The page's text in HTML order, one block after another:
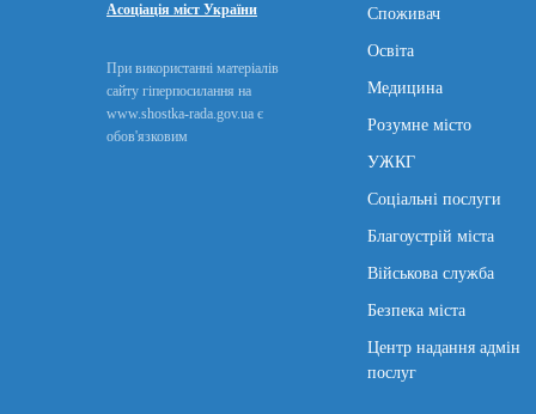
Асоціація міст України
При використанні матеріалів
сайту гіперпосилання на
www.shostka-rada.gov.ua є
обов'язковим
Споживач
Освіта
Медицина
Розумне місто
УЖКГ
Соціальні послуги
Благоустрій міста
Військова служба
Безпека міста
Центр надання адмін
послуг